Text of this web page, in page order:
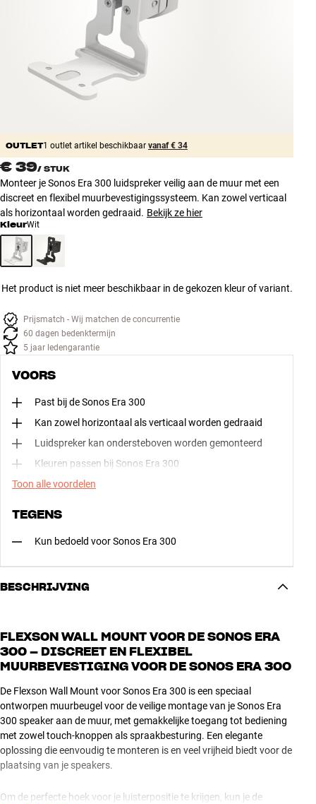
INSPIRATIE
MERKEN
AANBIEDINGEN
Winkels
Klantenservice
Inloggen
Klantenservice
Bouw met geluid
OUTLET1 outlet artikel beschikbaar vanaf € 34
€ 39/ STUK
Monteer je Sonos Era 300 luidspreker veilig aan de muur met een
discreet en flexibel muurbevestigingssysteem. Kan zowel verticaal
als horizontaal worden gedraaid. Bekijk ze hier
KleurWit
Het product is niet meer beschikbaar in de gekozen kleur of variant.
Prijsmatch - Wij matchen de concurrentie
60 dagen bedenktermijn
5 jaar ledengarantie
VOORS
Past bij de Sonos Era 300
Kan zowel horizontaal als verticaal worden gedraaid
Luidspreker kan ondersteboven worden gemonteerd
Kleuren passen bij Sonos Era 300
Toon alle voordelen
TEGENS
Kun bedoeld voor Sonos Era 300
BESCHRIJVING
FLEXSON WALL MOUNT VOOR DE SONOS ERA
300 – DISCREET EN FLEXIBEL
MUURBEVESTIGING VOOR DE SONOS ERA 300
De Flexson Wall Mount voor Sonos Era 300 is een speciaal
ontworpen muurbeugel voor de veilige montage van je Sonos Era
300 speaker aan de muur, met gemakkelijke toegang tot bediening
met zowel touch-knoppen als spraakbesturing. Een elegante
oplossing die eenvoudig te monteren is en veel vrijheid biedt voor de
plaatsing van je speakers.
Om de perfecte hoek voor je luisterpositie te krijgen, kun je de